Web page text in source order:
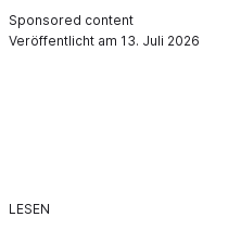
Sponsored content
Veröffentlicht am 13. Juli 2026
LESEN